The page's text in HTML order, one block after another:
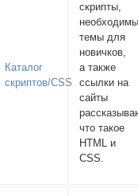
Каталог
скриптов/CSS
скрипты,
темы для
новичков,
а также
ссылки на
сайты
что такое
HTML и
CSS.